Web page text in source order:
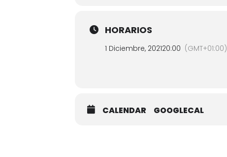
HORARIOS
1 Diciembre, 202120:00 (GMT+01:00)
CALENDAR GOOGLECAL